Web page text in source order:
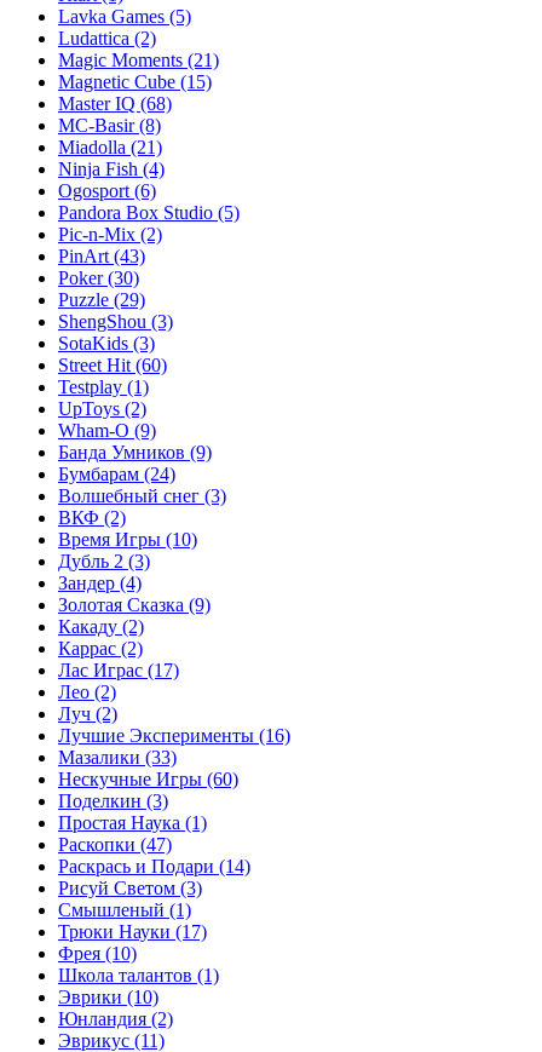
Lavka Games (5)
Ludattica (2)
Magic Moments (21)
Magnetic Cube (15)
Master IQ (68)
MC-Basir(8)
Miadolla (21)
Ninja Fish (4)
Ogosport (6)
Pandora Box Studio (5)
Pic-n-Mix (2)
PinArt (43)
Poker(30)
Puzzle (29)
ShengShou (3)
SotaKids (3)
Street Hit (60)
Testplay (1)
UpToys (2)
Wham-O (9)
Банда Умников (9)
Бумбарам (24)
Волшебный снег (3)
ВКФ (2)
Время Игры (10)
Дубль 2 (3)
Зандер (4)
Золотая Сказка (9)
Какаду (2)
Каррас (2)
Лас Играс (17)
Лео (2)
Луч (2)
Лучшие Эксперименты (16)
Мазалики (33)
Нескучные Игры (60)
Поделкин (3)
Простая Наука (1)
Раскопки (47)
Раскрась и Подари (14)
Рисуй Светом (3)
Смышленый (1)
Трюки Науки (17)
Фрея (10)
Школа талантов (1)
Эврики (10)
Юнландия (2)
Эврикус (11)